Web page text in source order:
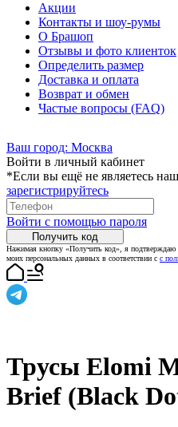
Акции
Контакты и шоу-румы
О Брашоп
Отзывы и фото клиенток
Определить размер
Доставка и оплата
Возврат и обмен
Частые вопросы (FAQ)
Ваш город: Москва
Войти в личный кабинет
*Если вы ещё не являетесь
зарегистрируйтесь
Войти с помощью пароля
Получить код
Нажимая кнопку «Получить код», я подтверждаю
моих персональных данных в соответствии с с
Трусы Elomi
Brief (Black